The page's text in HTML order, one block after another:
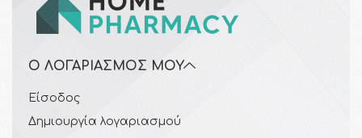
Ο ΛΟΓΑΡΙΑΣΜΌΣ ΜΟΥ
Είσοδος
Δημιουργία λογαριασμού